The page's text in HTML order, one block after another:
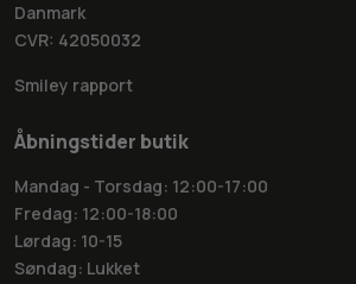
Danmark
CVR: 42050032
Smiley rapport
Åbningstider butik
Mandag - Torsdag: 12:00-17:00
Fredag: 12:00-18:00
Lørdag: 10-15
Søndag: Lukket